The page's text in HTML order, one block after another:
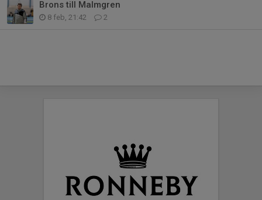
Brons till Malmgren
8 feb, 21:42 2